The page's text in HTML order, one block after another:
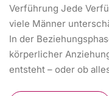
Verführung Jede
viele Männer
In der
körperlicher
entsteht – oder ob